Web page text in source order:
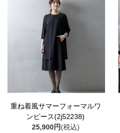
重ね着風サマーフォーマルワ
ンピース(2j52238)
25,900円(税込)